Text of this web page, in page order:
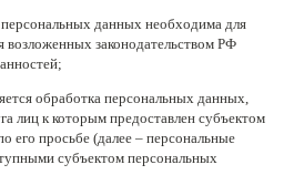
персональных данных необходима для
возложенных законодательством РФ
обработка персональных данных,
лиц к которым предоставлен субъектом
его просьбе (далее – персональные
субъектом персональных